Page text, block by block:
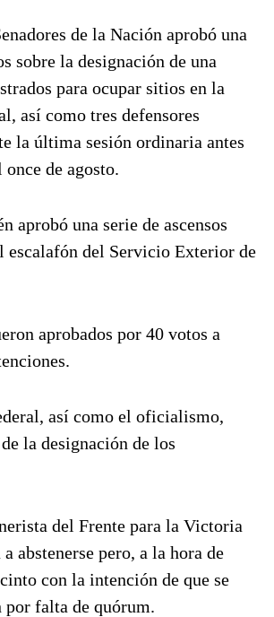
de la Nación aprobó una
sobre la designación de una
para ocupar sitios en la
así como tres defensores
la última sesión ordinaria antes
once de agosto.
aprobó una serie de ascensos
escalafón del Servicio Exterior de
aprobados por 40 votos a
así como el oficialismo,
la designación de los
del Frente para la Victoria
abstenerse pero, a la hora de
con la intención de que se
por falta de quórum.